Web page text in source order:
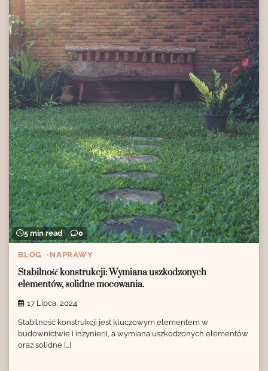
5 min read 0
BLOG NAPRAWY
Stabilność konstrukcji: Wymiana uszkodzonych
elementów, solidne mocowania.
17 Lipca, 2024
Stabilność konstrukcji jest kluczowym elementem w
budownictwie i inżynierii, a wymiana uszkodzonych elementów
oraz solidne […]